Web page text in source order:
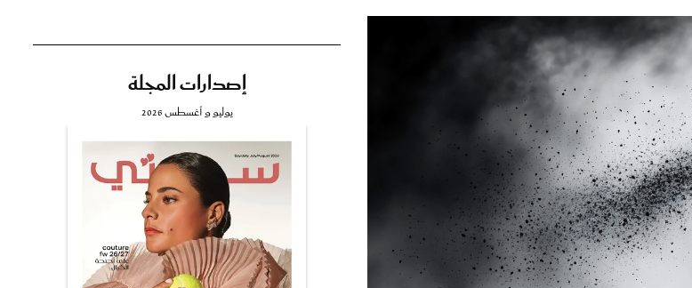
إصدارات المجلة
يوليو و أغسطس 2026
تطبيقات سيدتي
دليل السفر
آخر الأخبار